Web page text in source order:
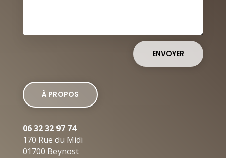
ENVOYER
À PROPOS
06 32 32 97 74
170 Rue du Midi
01700 Beynost